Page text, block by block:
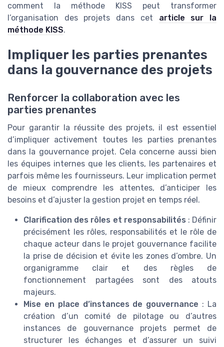
comment la méthode KISS peut transformer
l’organisation des projets dans cet article sur la
méthode KISS.
Impliquer les parties prenantes
dans la gouvernance des projets
Renforcer la collaboration avec les
parties prenantes
Pour garantir la réussite des projets, il est essentiel
d’impliquer activement toutes les parties prenantes
dans la gouvernance projet. Cela concerne aussi bien
les équipes internes que les clients, les partenaires et
parfois même les fournisseurs. Leur implication permet
de mieux comprendre les attentes, d’anticiper les
besoins et d’ajuster la gestion projet en temps réel.
Clarification des rôles et responsabilités : Définir
précisément les rôles, responsabilités et le rôle de
chaque acteur dans le projet gouvernance facilite
la prise de décision et évite les zones d’ombre. Un
organigramme clair et des règles de
fonctionnement partagées sont des atouts
majeurs.
Mise en place d’instances de gouvernance : La
création d’un comité de pilotage ou d’autres
instances de gouvernance projets permet de
structurer les échanges et d’assurer un suivi